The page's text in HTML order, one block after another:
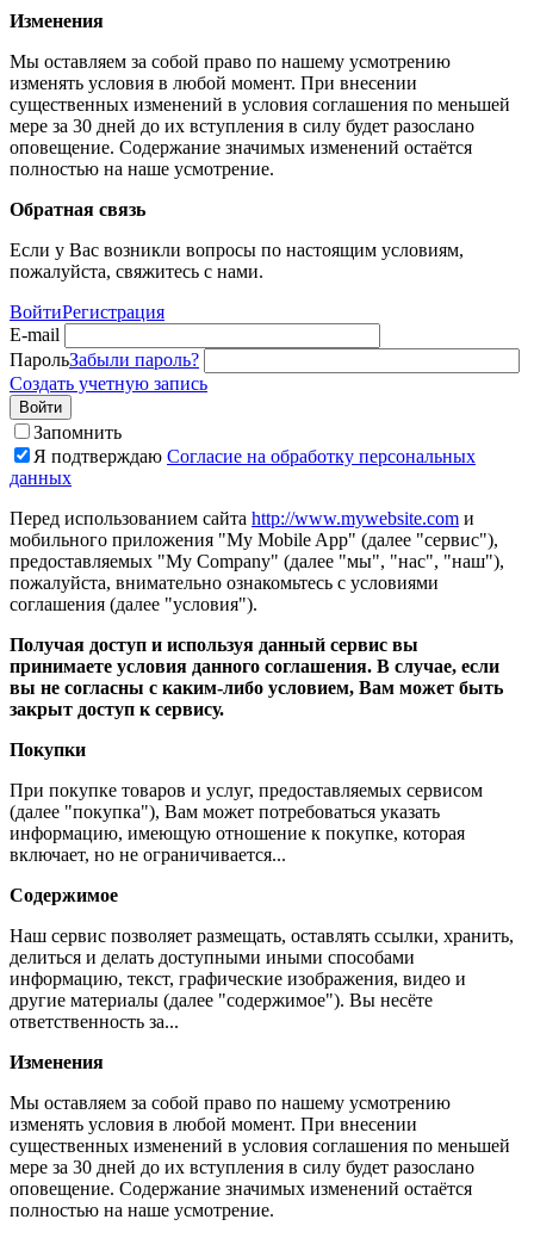
Изменения
Мы оставляем за собой право по нашему усмотрению
изменять условия в любой момент. При внесении
существенных изменений в условия соглашения по меньшей
мере за 30 дней до их вступления в силу будет разослано
оповещение. Содержание значимых изменений остаётся
полностью на наше усмотрение.
Обратная связь
Если у Вас возникли вопросы по настоящим условиям,
пожалуйста, свяжитесь с нами.
ВойтиРегистрация
E-mail
ПарольЗабыли пароль?
Создать учетную запись
Войти
Запомнить
Я подтверждаю Согласие на обработку персональных
данных
Перед использованием сайта http://www.mywebsite.com и
мобильного приложения "My Mobile App" (далее "сервис"),
предоставляемых "My Company" (далее "мы", "нас", "наш"),
пожалуйста, внимательно ознакомьтесь с условиями
соглашения (далее "условия").
Получая доступ и используя данный сервис вы
принимаете условия данного соглашения. В случае, если
вы не согласны с каким-либо условием, Вам может быть
закрыт доступ к сервису.
Покупки
При покупке товаров и услуг, предоставляемых сервисом
(далее "покупка"), Вам может потребоваться указать
информацию, имеющую отношение к покупке, которая
включает, но не ограничивается...
Содержимое
Наш сервис позволяет размещать, оставлять ссылки, хранить,
делиться и делать доступными иными способами
информацию, текст, графические изображения, видео и
другие материалы (далее "содержимое"). Вы несёте
ответственность за...
Изменения
Мы оставляем за собой право по нашему усмотрению
изменять условия в любой момент. При внесении
существенных изменений в условия соглашения по меньшей
мере за 30 дней до их вступления в силу будет разослано
оповещение. Содержание значимых изменений остаётся
полностью на наше усмотрение.